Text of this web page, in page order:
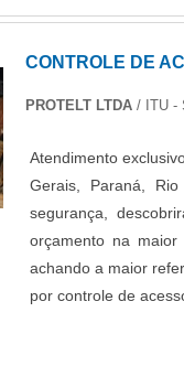
CONTROLE DE
PROTELT LTDA / ITU -
Atendimento
Gerais, Paraná,
segurança,
orçamento na
achando a maior
por controle de